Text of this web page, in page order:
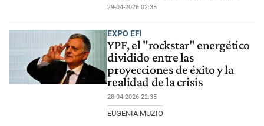
29-04-2026 02:35
EXPO EFI
YPF, el "rockstar" energético
dividido entre las
proyecciones de éxito y la
realidad de la crisis
28-04-2026 22:35
EUGENIA MUZIO